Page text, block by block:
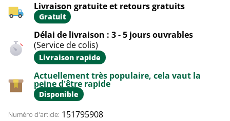
Livraison gratuite et retours gratuits
Gratuit
Délai de livraison : 3 - 5 jours ouvrables
(Service de colis)
Livraison rapide
Actuellement très populaire, cela vaut la
peine d'être rapide
Disponible
Numéro d'article: 151795908